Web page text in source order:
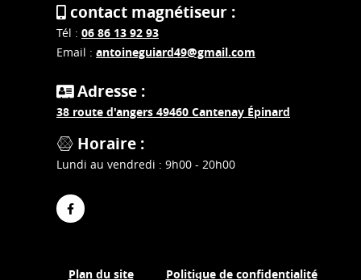
contact magnétiseur :
Tél : 06 86 13 92 93
Email : antoineguiard49@gmail.com
Adresse :
38 route d'angers 49460 Cantenay Épinard
Horaire :
Lundi au vendredi : 9h00 - 20h00
Plan du site Politique de confidentialité